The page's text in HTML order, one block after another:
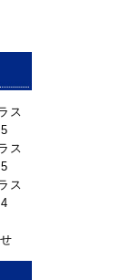
ス
ス
ス